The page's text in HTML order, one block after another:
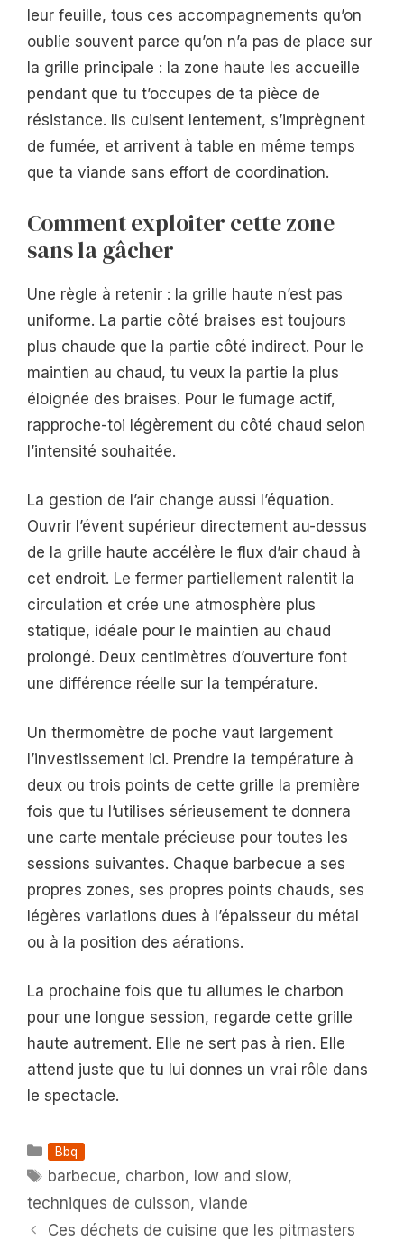
leur feuille, tous ces accompagnements qu’on
oublie souvent parce qu’on n’a pas de place sur
la grille principale : la zone haute les accueille
pendant que tu t’occupes de ta pièce de
résistance. Ils cuisent lentement, s’imprègnent
de fumée, et arrivent à table en même temps
que ta viande sans effort de coordination.
Comment exploiter cette zone
sans la gâcher
Une règle à retenir : la grille haute n’est pas
uniforme. La partie côté braises est toujours
plus chaude que la partie côté indirect. Pour le
maintien au chaud, tu veux la partie la plus
éloignée des braises. Pour le fumage actif,
rapproche-toi légèrement du côté chaud selon
l’intensité souhaitée.
La gestion de l’air change aussi l’équation.
Ouvrir l’évent supérieur directement au-dessus
de la grille haute accélère le flux d’air chaud à
cet endroit. Le fermer partiellement ralentit la
circulation et crée une atmosphère plus
statique, idéale pour le maintien au chaud
prolongé. Deux centimètres d’ouverture font
une différence réelle sur la température.
Un thermomètre de poche vaut largement
l’investissement ici. Prendre la température à
deux ou trois points de cette grille la première
fois que tu l’utilises sérieusement te donnera
une carte mentale précieuse pour toutes les
sessions suivantes. Chaque barbecue a ses
propres zones, ses propres points chauds, ses
légères variations dues à l’épaisseur du métal
ou à la position des aérations.
La prochaine fois que tu allumes le charbon
pour une longue session, regarde cette grille
haute autrement. Elle ne sert pas à rien. Elle
attend juste que tu lui donnes un vrai rôle dans
le spectacle.
Catégories
Bbq
Étiquettes
barbecue, charbon, low and slow,
techniques de cuisson, viande
Ces déchets de cuisine que les pitmasters